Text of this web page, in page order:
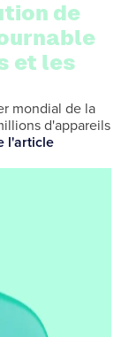
de
et les
mondial de la
d'appareils
l'article